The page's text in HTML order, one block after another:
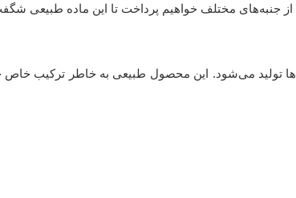
جنبه‌های مختلف خواهیم پرداخت تا این ماده طبیعی
می‌شود. این محصول طبیعی به خاطر ترکیب خاص